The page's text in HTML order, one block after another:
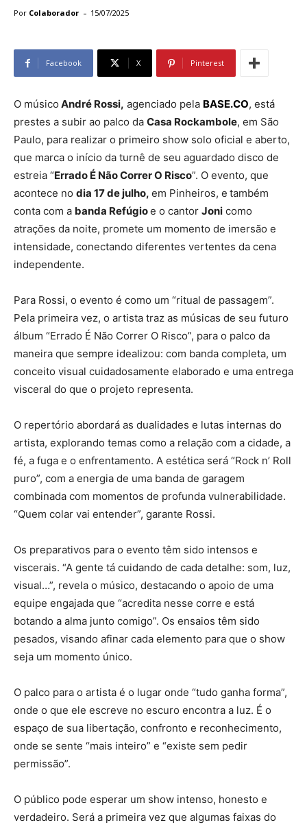
Por Colaborador - 15/07/2025
Facebook X Pinterest
O músico André Rossi, agenciado pela BASE.CO, está
prestes a subir ao palco da Casa Rockambole, em São
Paulo, para realizar o primeiro show solo oficial e aberto,
que marca o início da turnê de seu aguardado disco de
estreia “Errado É Não Correr O Risco”. O evento, que
acontece no dia 17 de julho, em Pinheiros, e também
conta com a banda Refúgioe o cantor Joni como
atrações da noite, promete um momento de imersão e
intensidade, conectando diferentes vertentes da cena
independente.
Para Rossi, o evento é como um “ritual de passagem”.
Pela primeira vez, o artista traz as músicas de seu futuro
álbum “Errado É Não Correr O Risco”, para o palco da
maneira que sempre idealizou: com banda completa, um
conceito visual cuidadosamente elaborado e uma entrega
visceral do que o projeto representa.
O repertório abordará as dualidades e lutas internas do
artista, explorando temas como a relação com a cidade, a
fé, a fuga e o enfrentamento. A estética será “Rock n’ Roll
puro”, com a energia de uma banda de garagem
combinada com momentos de profunda vulnerabilidade.
“Quem colar vai entender”, garante Rossi.
Os preparativos para o evento têm sido intensos e
viscerais. “A gente tá cuidando de cada detalhe: som, luz,
visual…”, revela o músico, destacando o apoio de uma
equipe engajada que “acredita nesse corre e está
botando a alma junto comigo”. Os ensaios têm sido
pesados, visando afinar cada elemento para que o show
seja um momento único.
O palco para o artista é o lugar onde “tudo ganha forma”,
onde o que ele escreve no escuro encontra a luz. É o
espaço de sua libertação, confronto e reconhecimento,
onde se sente “mais inteiro” e “existe sem pedir
permissão”.
O público pode esperar um show intenso, honesto e
verdadeiro. Será a primeira vez que algumas faixas do